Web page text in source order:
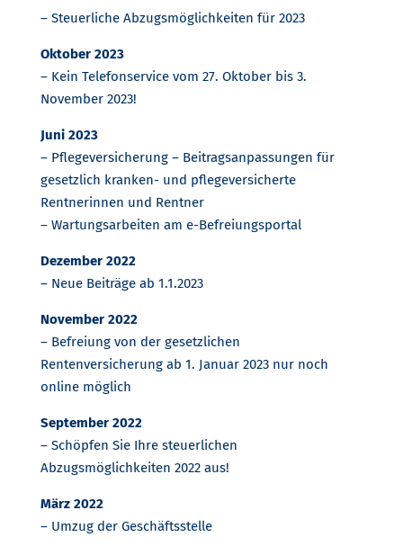
– Steuerliche Abzugsmöglichkeiten für 2023
Oktober 2023
– Kein Telefonservice vom 27. Oktober bis 3.
November 2023!
Juni 2023
– Pflegeversicherung – Beitragsanpassungen für
gesetzlich kranken- und pflegeversicherte
Rentnerinnen und Rentner
– Wartungsarbeiten am e-Befreiungsportal
Dezember 2022
– Neue Beiträge ab 1.1.2023
November 2022
– Befreiung von der gesetzlichen
Rentenversicherung ab 1. Januar 2023 nur noch
online möglich
September 2022
– Schöpfen Sie Ihre steuerlichen
Abzugsmöglichkeiten 2022 aus!
März 2022
– Umzug der Geschäftsstelle